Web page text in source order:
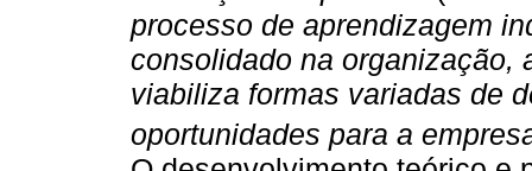
processo de aprendizagem
consolidado na organização,
viabiliza formas variadas de
oportunidades para a